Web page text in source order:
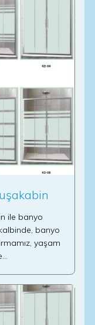
ile banyo
banyo
yaşam